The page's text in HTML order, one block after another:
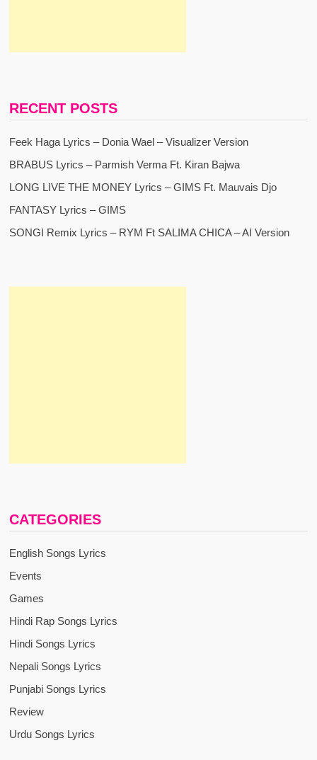
RECENT POSTS
Feek Haga Lyrics – Donia Wael – Visualizer Version
BRABUS Lyrics – Parmish Verma Ft. Kiran Bajwa
LONG LIVE THE MONEY Lyrics – GIMS Ft. Mauvais Djo
FANTASY Lyrics – GIMS
SONGI Remix Lyrics – RYM Ft SALIMA CHICA – AI Version
CATEGORIES
English Songs Lyrics
Events
Games
Hindi Rap Songs Lyrics
Hindi Songs Lyrics
Nepali Songs Lyrics
Punjabi Songs Lyrics
Review
Urdu Songs Lyrics